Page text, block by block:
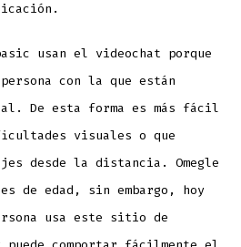
usan el videochat porque
con la que están
De esta forma es más fácil
visuales o que
desde la distancia. Omegle
de edad, sin embargo, hoy
usa este sitio de